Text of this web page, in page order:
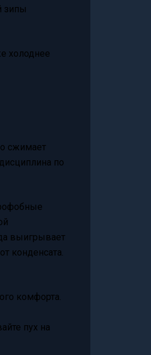
зипы
холоднее
сжимает
по
выигрывает
конденсата.
комфорта.
пух на